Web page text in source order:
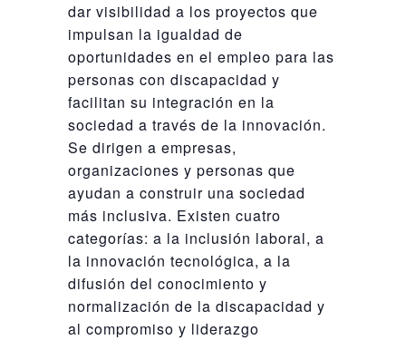
dar visibilidad a los proyectos que
impulsan la igualdad de
oportunidades en el empleo para las
personas con discapacidad y
facilitan su integración en la
sociedad a través de la innovación.
Se dirigen a empresas,
organizaciones y personas que
ayudan a construir una sociedad
más inclusiva. Existen cuatro
categorías: a la inclusión laboral, a
la innovación tecnológica, a la
difusión del conocimiento y
normalización de la discapacidad y
al compromiso y liderazgo